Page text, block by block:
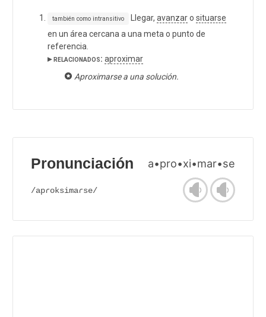
también como intransitivo Llegar, avanzaro situarse
en un área cercana a una meta o punto de
referencia.
▸ relacionados: aproximar
Aproximarse a una solución.
Pronunciación a•pro•xi•mar•se
/apɾoksimaɾse/